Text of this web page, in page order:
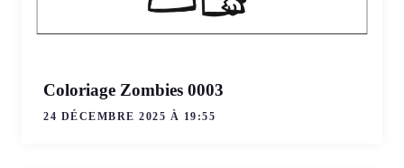
Coloriage Zombies 0003
24 DÉCEMBRE 2025 À 19:55